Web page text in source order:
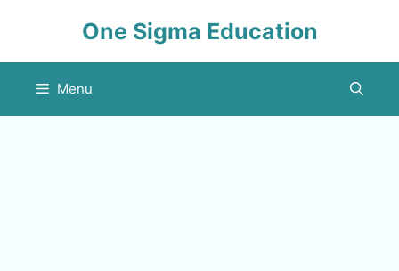
One Sigma Education
Menu